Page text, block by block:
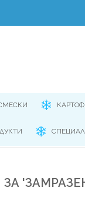
ЗА